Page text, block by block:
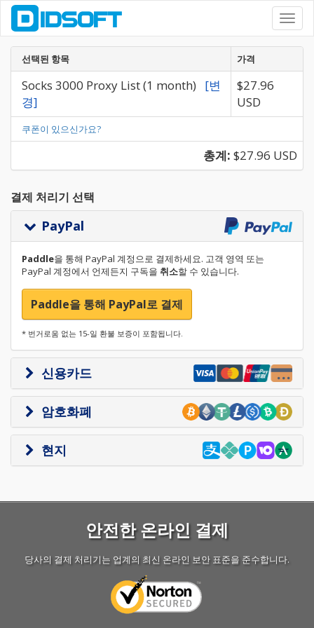
선택된 항목 가격
Socks 3000 Proxy List (1 month) [변
경]
$27.96
USD
쿠폰이 있으신가요?
총계: $27.96 USD
결제 처리기 선택
PayPal
Paddle을 통해 PayPal 계정으로 결제하세요. 고객 영역 또는
PayPal 계정에서 언제든지 구독을 취소할 수 있습니다.
Paddle을 통해 PayPal로 결제
* 번거로움 없는 15-일 환불 보증이 포함됩니다.
신용카드
암호화폐
현지
안전한 온라인 결제
당사의 결제 처리기는 업계의 최신 온라인 보안 표준을 준수합니다.